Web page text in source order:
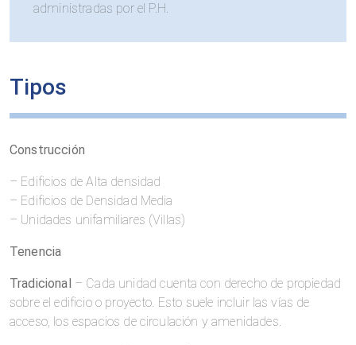
administradas por el P.H.
Tipos
Construcción
– Edificios de Alta densidad
– Edificios de Densidad Media
– Unidades unifamiliares (Villas)
Tenencia
Tradicional – Cada unidad cuenta con derecho de propiedad
sobre el edificio o proyecto. Esto suele incluir las vías de
acceso, los espacios de circulación y amenidades.